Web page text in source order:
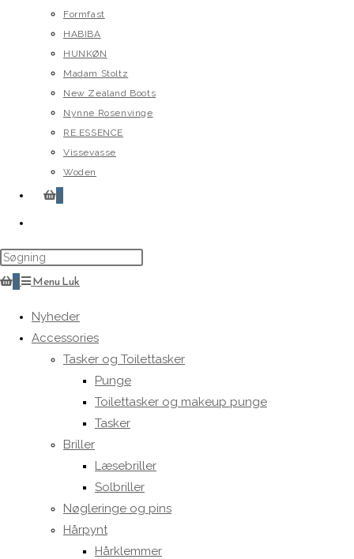
Formfast
HABIBA
HUNKØN
Madam Stoltz
New Zealand Boots
Nynne Rosenvinge
RE.ESSENCE
Vissevasse
Woden
0
website
search
0 MenuLuk
Nyheder
Accessories
Tasker og Toilettasker
Punge
Toilettasker og makeup punge
Tasker
Briller
Læsebriller
Solbriller
Nøgleringe og pins
Hårpynt
Hårklemmer